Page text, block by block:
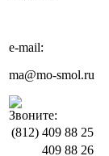
e-mail:
ma@mo-smol.ru
Звоните:
(812) 409 88 25
409 88 26